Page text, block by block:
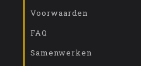
Voorwaarden
FAQ
Samenwerken